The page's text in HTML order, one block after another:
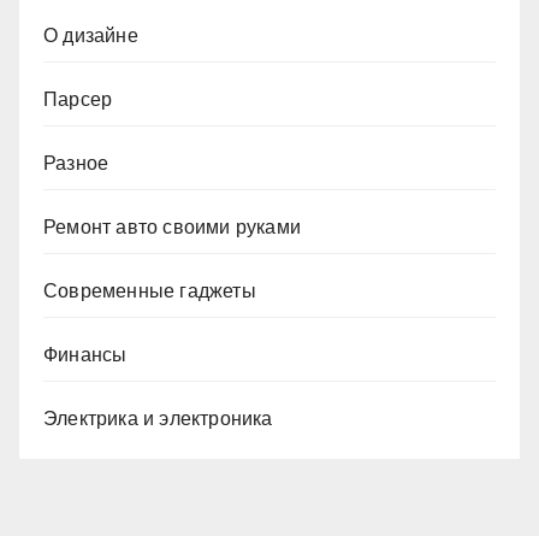
О дизайне
Парсер
Разное
Ремонт авто своими руками
Современные гаджеты
Финансы
Электрика и электроника